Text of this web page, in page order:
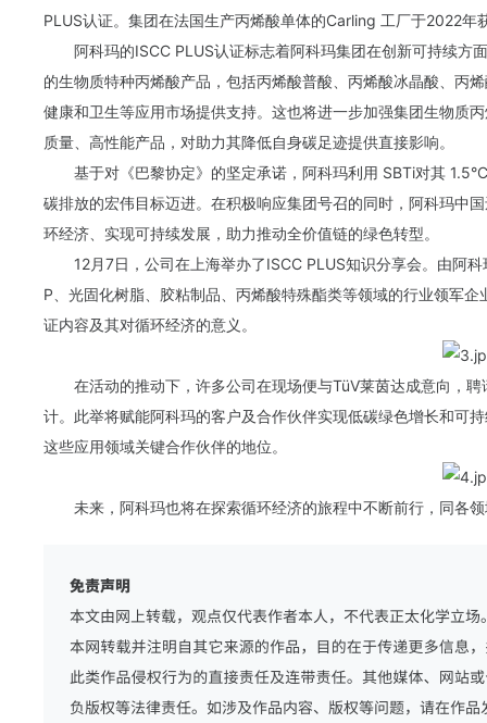
PLUS认证。集团在法国生产丙烯酸单体的Carling 工厂于2022年
阿科玛的ISCC PLUS认证标志着阿科玛集团在创新可持续方
的生物质特种丙烯酸产品，包括丙烯酸普酸、丙烯酸冰晶酸、丙
健康和卫生等应用市场提供支持。这也将进一步加强集团生物质
质量、高性能产品，对助力其降低自身碳足迹提供直接影响。
基于对《巴黎协定》的坚定承诺，阿科玛利用 SBTi对其
碳排放的宏伟目标迈进。在积极响应集团号召的同时，阿科玛中
环经济、实现可持续发展，助力推动全价值链的绿色转型。
12月7日，公司在上海举办了ISCC PLUS知识分享会。由阿
P、光固化树脂、胶粘制品、丙烯酸特殊酯类等领域的行业领军
证内容及其对循环经济的意义。
在活动的推动下，许多公司在现场便与TüV莱茵达成意向，
计。此举将赋能阿科玛的客户及合作伙伴实现低碳绿色增长和可
这些应用领域关键合作伙伴的地位。
未来，阿科玛也将在探索循环经济的旅程中不断前行，同各